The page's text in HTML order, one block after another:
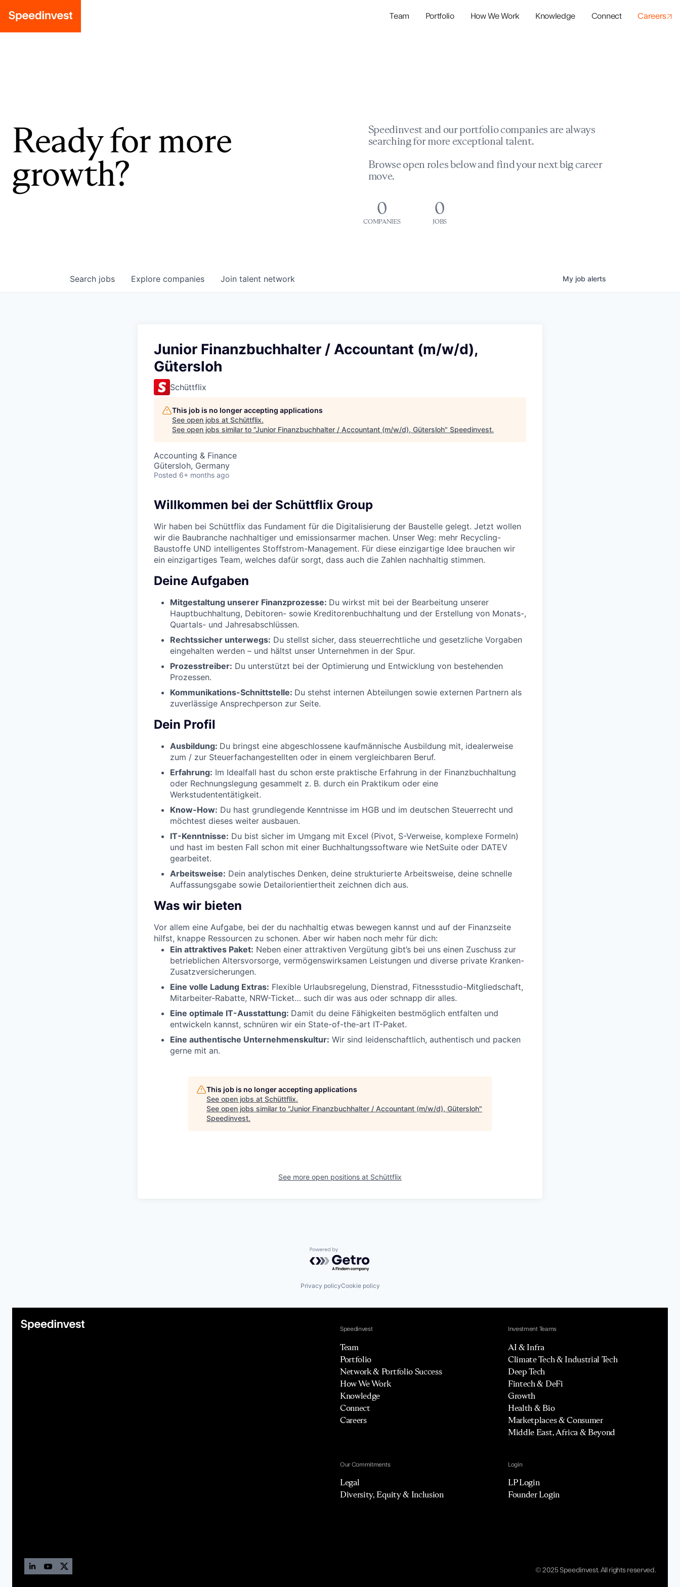
Team Portfolio How We Work Knowledge Connect Careers
Ready for more
growth?
Speedinvest and our portfolio companies are always
searching for more exceptional talent.
Browse open roles below and find your next big career
move.
0
COMPANIES
0
JOBS
Search jobs Explore companies Join talent network My job alerts
Junior Finanzbuchhalter / Accountant (m/w/d),
Gütersloh
Schüttflix
This job is no longer accepting applications
See open jobs at Schüttflix.
See open jobs similar to "Junior Finanzbuchhalter / Accountant (m/w/d), Gütersloh" Speedinvest.
Accounting & Finance
Gütersloh, Germany
Posted 6+ months ago
Willkommen bei der Schüttflix Group
Wir haben bei Schüttflix das Fundament für die Digitalisierung der Baustelle gelegt. Jetzt wollen
wir die Baubranche nachhaltiger und emissionsarmer machen. Unser Weg: mehr Recycling-
Baustoffe UND intelligentes Stoffstrom-Management. Für diese einzigartige Idee brauchen wir
ein einzigartiges Team, welches dafür sorgt, dass auch die Zahlen nachhaltig stimmen.
Deine Aufgaben
Mitgestaltung unserer Finanzprozesse: Du wirkst mit bei der Bearbeitung unserer
Hauptbuchhaltung, Debitoren- sowie Kreditorenbuchhaltung und der Erstellung von Monats-,
Quartals- und Jahresabschlüssen.
Rechtssicher unterwegs: Du stellst sicher, dass steuerrechtliche und gesetzliche Vorgaben
eingehalten werden – und hältst unser Unternehmen in der Spur.
Prozesstreiber: Du unterstützt bei der Optimierung und Entwicklung von bestehenden
Prozessen.
Kommunikations-Schnittstelle: Du stehst internen Abteilungen sowie externen Partnern als
zuverlässige Ansprechperson zur Seite.
Dein Profil
Ausbildung: Du bringst eine abgeschlossene kaufmännische Ausbildung mit, idealerweise
zum / zur Steuerfachangestellten oder in einem vergleichbaren Beruf.
Erfahrung: Im Idealfall hast du schon erste praktische Erfahrung in der Finanzbuchhaltung
oder Rechnungslegung gesammelt z. B. durch ein Praktikum oder eine
Werkstudententätigkeit.
Know-How: Du hast grundlegende Kenntnisse im HGB und im deutschen Steuerrecht und
möchtest dieses weiter ausbauen.
IT-Kenntnisse: Du bist sicher im Umgang mit Excel (Pivot, S-Verweise, komplexe Formeln)
und hast im besten Fall schon mit einer Buchhaltungssoftware wie NetSuite oder DATEV
gearbeitet.
Arbeitsweise: Dein analytisches Denken, deine strukturierte Arbeitsweise, deine schnelle
Auffassungsgabe sowie Detailorientiertheit zeichnen dich aus.
Was wir bieten
Vor allem eine Aufgabe, bei der du nachhaltig etwas bewegen kannst und auf der Finanzseite
hilfst, knappe Ressourcen zu schonen. Aber wir haben noch mehr für dich:
Ein attraktives Paket: Neben einer attraktiven Vergütung gibt’s bei uns einen Zuschuss zur
betrieblichen Altersvorsorge, vermögenswirksamen Leistungen und diverse private Kranken-
Zusatzversicherungen.
Eine volle Ladung Extras: Flexible Urlaubsregelung, Dienstrad, Fitnessstudio-Mitgliedschaft,
Mitarbeiter-Rabatte, NRW-Ticket… such dir was aus oder schnapp dir alles.
Eine optimale IT-Ausstattung: Damit du deine Fähigkeiten bestmöglich entfalten und
entwickeln kannst, schnüren wir ein State-of-the-art IT-Paket.
Eine authentische Unternehmenskultur: Wir sind leidenschaftlich, authentisch und packen
gerne mit an.
This job is no longer accepting applications
See open jobs at Schüttflix.
See open jobs similar to "Junior Finanzbuchhalter / Accountant (m/w/d), Gütersloh"
Speedinvest.
See more open positions at Schüttflix
Powered by Getro.com
Privacy policyCookie policy
Speedinvest
Team
Portfolio
Network & Portfolio Success
How We Work
Knowledge
Connect
Careers
Investment Teams
AI & Infra
Climate Tech & Industrial Tech
Deep Tech
Fintech & DeFi
Growth
Health & Bio
Marketplaces & Consumer
Middle East, Africa & Beyond
Our Commitments
Legal
Diversity, Equity & Inclusion
Login
LP Login
Founder Login
© 2025 Speedinvest. All rights reserved.